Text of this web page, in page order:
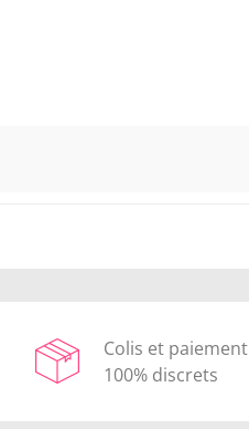
Colis et paiement
100% discrets